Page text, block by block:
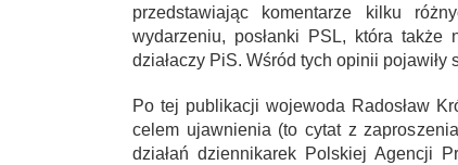
przedstawiając komentarze kilku
wydarzeniu, posłanki PSL, która
działaczy PiS. Wśród tych opinii pojawiły
Po tej publikacji wojewoda Radosław
celem ujawnienia (to cytat z
działań dziennikarek Polskiej Agencji